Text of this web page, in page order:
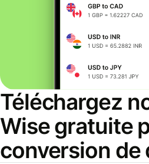
Téléchargez
Wise gratuite
conversion de